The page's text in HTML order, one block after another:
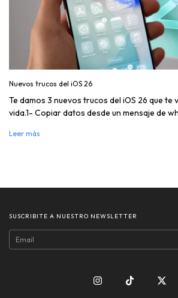
Nuevos trucos del iOS 26
Te damos 3 nuevos trucos del iOS 26 que te
vida.1- Copiar datos desde un mensaje de
Leer más
SUSCRIBITE A NUESTRO NEWSLETTER